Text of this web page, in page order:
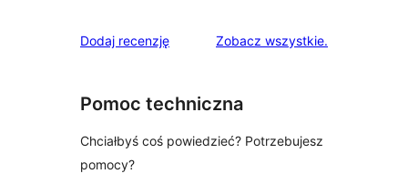
Dodaj recenzję Zobacz wszystkierecenzje
.
Pomoc techniczna
Chciałbyś coś powiedzieć? Potrzebujesz
pomocy?